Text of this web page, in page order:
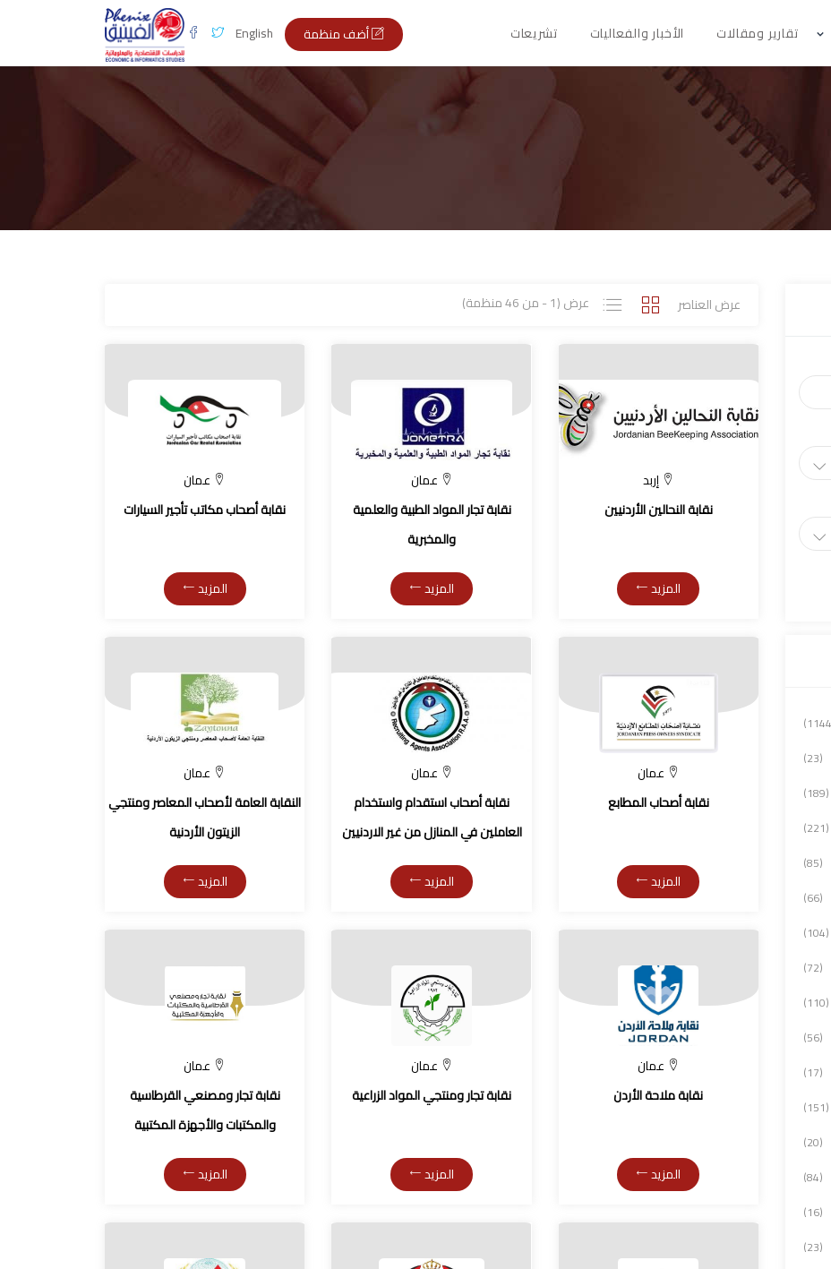
أضف منظمة English تقارير ومقالات الأخبار والفعاليات تشريعات
(23)
(189)
(221)
(85)
(66)
(104)
(72)
(110)
(56)
(17)
(151)
(20)
(84)
(16)
(23)
عرض (1 - من 46 منظمة) عرض العناصر
إربد
نقابة النحالين الأردنيين
المزيد
عمان
نقابة تجار المواد الطبية والعلمية
والمخبرية
المزيد
عمان
نقابة أصحاب مكاتب تأجير السيارات
المزيد
عمان
نقابة أصحاب المطابع
المزيد
عمان
نقابة أصحاب استقدام واستخدام
العاملين في المنازل من غير الاردنيين
المزيد
عمان
النقابة العامة لأصحاب المعاصر ومنتجي
الزيتون الأردنية
المزيد
عمان
نقابة ملاحة الأردن
المزيد
عمان
نقابة تجار ومنتجي المواد الزراعية
المزيد
عمان
نقابة تجار ومصنعي القرطاسية
والمكتبات والأجهزة المكتبية
المزيد